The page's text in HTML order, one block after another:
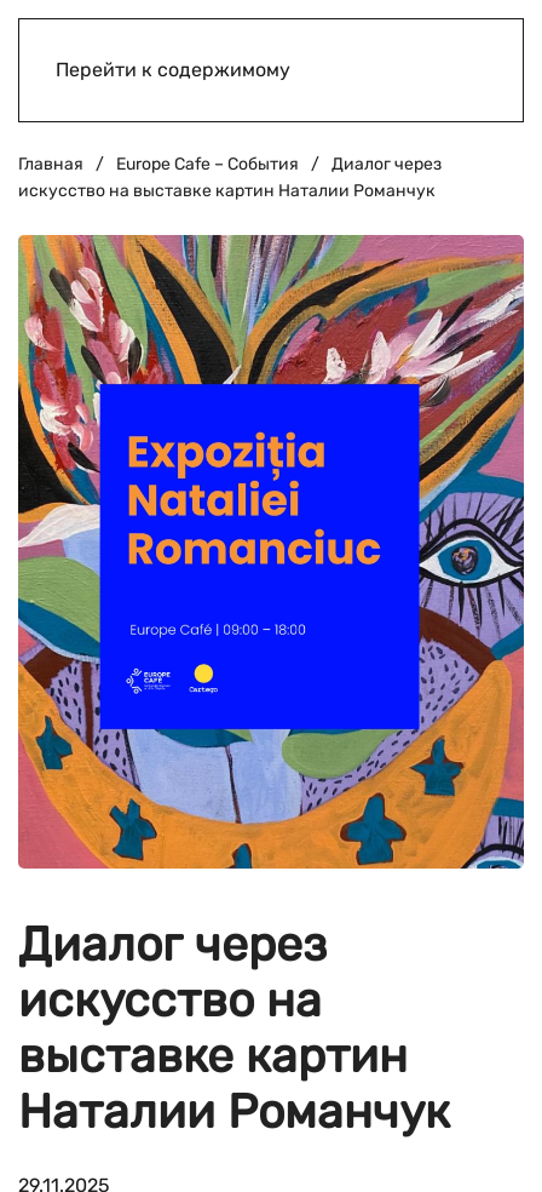
Перейти к содержимому
Главная Europe Cafe – События
Диалог через
искусство на выставке картин Наталии Романчук
Диалог через
искусство на
выставке картин
Наталии Романчук
29.11.2025